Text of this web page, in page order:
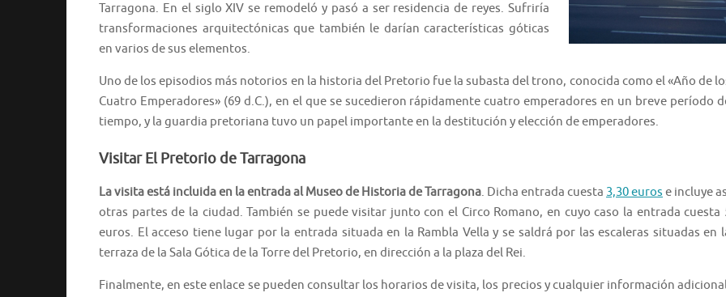
Tarragona. En el siglo XIV se remodeló y pasó a ser residencia de reyes. Sufriría
transformaciones arquitectónicas que también le darían características góticas
en varios de sus elementos.
Uno de los episodios más notorios en la historia del Pretorio fue la subasta del trono, conocida como el «Año de
Cuatro Emperadores» (69 d.C.), en el que se sucedieron rápidamente cuatro emperadores en un breve período
tiempo, y la guardia pretoriana tuvo un papel importante en la destitución y elección de emperadores.
Visitar El Pretorio de Tarragona
La visita está incluida en la entrada al Museo de Historia de Tarragona. Dicha entrada cuesta 3,30 euros e incluye
otras partes de la ciudad. También se puede visitar junto con el Circo Romano, en cuyo caso la entrada cuesta
euros. El acceso tiene lugar por la entrada situada en la Rambla Vella y se saldrá por las escaleras situadas en
terraza de la Sala Gótica de la Torre del Pretorio, en dirección a la plaza del Rei.
Finalmente, en este enlace se pueden consultar los horarios de visita, los precios y cualquier información